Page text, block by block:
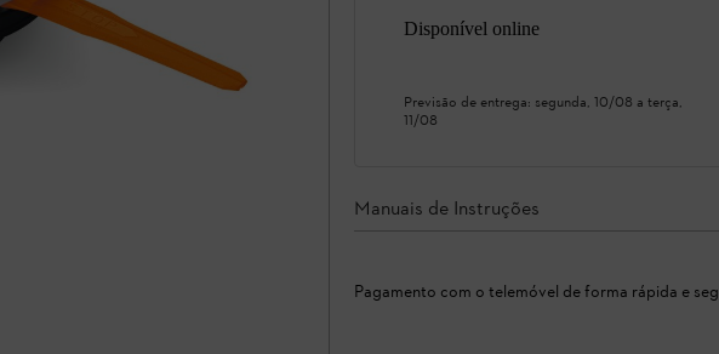
Disponível online
Previsão de entrega: segunda, 10/08 a terça,
11/08
Manuais de Instruções
Pagamento com o telemóvel de forma rápida e